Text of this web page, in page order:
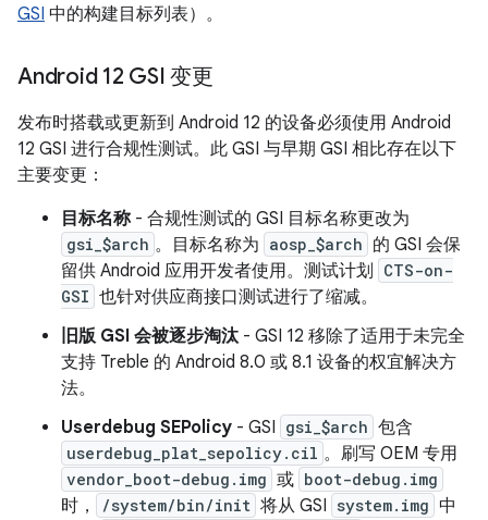
GSI 中的构建目标列表）。
Android 12 GSI 变更
发布时搭载或更新到 Android 12 的设备必须使用 Android
12 GSI 进行合规性测试。此 GSI 与早期 GSI 相比存在以下
主要变更：
目标名称- 合规性测试的 GSI 目标名称更改为
gsi_$arch 。目标名称为 aosp_$arch 的 GSI 会保
留供 Android 应用开发者使用。测试计划
CTS-on-
GSI 也针对供应商接口测试进行了缩减。
旧版 GSI 会被逐步淘汰- GSI 12 移除了适用于未完全
支持 Treble 的 Android 8.0 或 8.1 设备的权宜解决方
法。
Userdebug SEPolicy - GSI gsi_$arch 包含
userdebug_plat_sepolicy.cil 。刷写 OEM 专用
vendor_boot-debug.img 或 boot-debug.img
时， /system/bin/init 将从 GSI system.img 中